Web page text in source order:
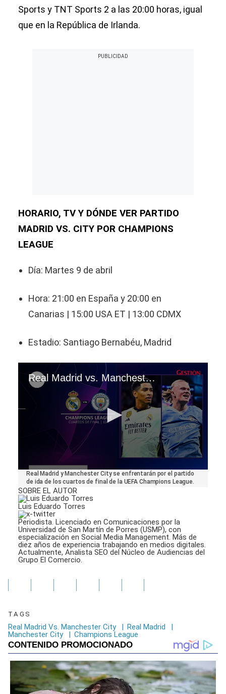
Sports y TNT Sports 2 a las 20:00 horas, igual
que en la República de Irlanda.
HORARIO, TV Y DÓNDE VER PARTIDO
MADRID VS. CITY POR CHAMPIONS
LEAGUE
Día: Martes 9 de abril
Hora: 21:00 en España y 20:00 en
Canarias | 15:00 USA ET | 13:00 CDMX
Estadio: Santiago Bernabéu, Madrid
Real Madrid vs. Manchester City: cuándo, a qué hora y dónde ver la Champions League
seconds
of
1
minute,
41
seconds
Real Madrid y Manchester City se enfrentarán por el partido
de ida de los cuartos de final de la UEFA Champions League.
SOBRE EL AUTOR
Luis Eduardo Torres
Periodista. Licenciado en Comunicaciones por la
Universidad de San Martín de Porres (USMP), con
especialización en Social Media Management. Más de
diez años de experiencia trabajando en medios digitales.
Actualmente, Analista SEO del Núcleo de Audiencias del
Grupo El Comercio.
TAGS
Real Madrid Vs. Manchester City | Real Madrid
|
Manchester City
| Champions League